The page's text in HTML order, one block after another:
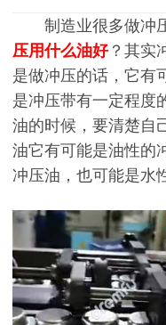
制造业很多做冲
压用什么油好？其实
是做冲压的话，它有
是冲压带有一定程度
油的时候，要清楚自
油它有可能是油性的
冲压油，也可能是水